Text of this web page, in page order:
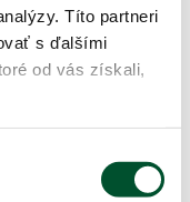
Títo partneri
s ďalšími
od vás získali,
baktériami:
dostupnej pre
pôdy